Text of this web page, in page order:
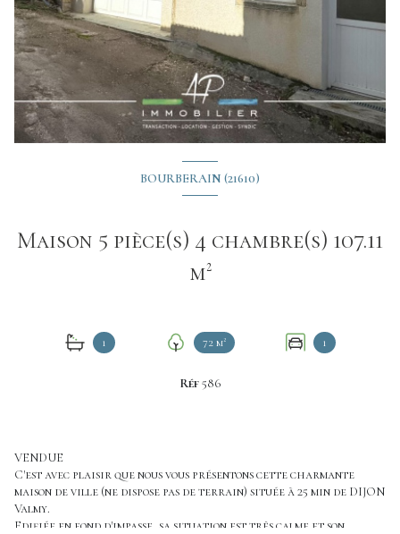
BOURBERAIN (21610)
Maison 5 pièce(s) 4 chambre(s) 107.11
m²
1 72 m² 1
Réf586
VENDUE
C'est avec plaisir que nous vous présentons cette charmante
maison de ville (ne dispose pas de terrain) située à 25 min de DIJON
Valmy.
Edifiée en fond d'impasse, sa situation est très calme et son